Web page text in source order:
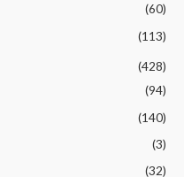
(60)
(113)
(428)
(94)
(140)
(3)
(32)